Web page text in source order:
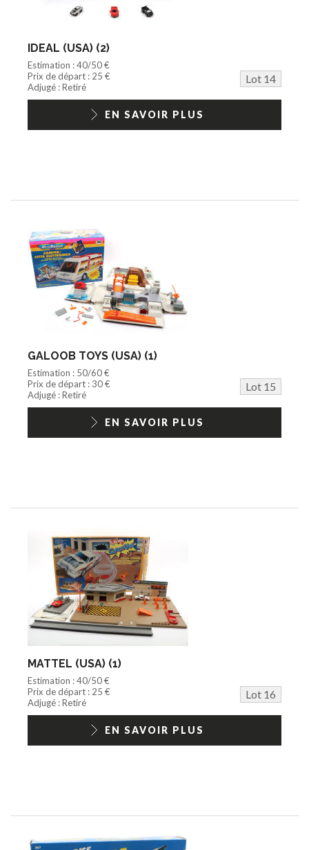
IDEAL (USA) (2)
Estimation : 40/50 €
Prix de départ : 25 €
Lot 14
Adjugé : Retiré
EN SAVOIR PLUS
GALOOB TOYS (USA) (1)
Estimation : 50/60 €
Prix de départ : 30 €
Lot 15
Adjugé : Retiré
EN SAVOIR PLUS
MATTEL (USA) (1)
Estimation : 40/50 €
Prix de départ : 25 €
Lot 16
Adjugé : Retiré
EN SAVOIR PLUS